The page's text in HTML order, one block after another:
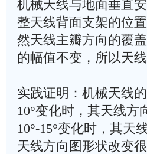
机械天线与地面垂直
整天线背面支架的位
然天线主瓣方向的覆
的幅值不变，所以天
实践证明：机械天线
10°变化时，其天线
10°-15°变化时，其天
天线方向图形状改变